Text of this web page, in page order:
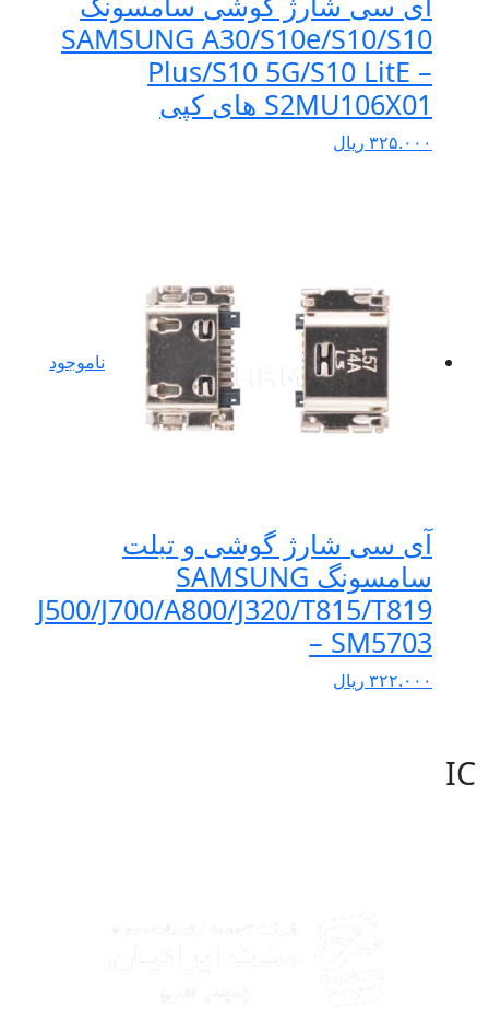
SAMSUNG A30/S10e/S10/S10
Plus/S10 5G/S10 LitE –
S2MU106X01 های کپی
۳۲۵.۰۰۰ ریال
ناموجود
آی سی شارژ گوشی و تبلت
سامسونگ SAMSUNG
J500/J700/A800/J320/T815/T819
– SM5703
۳۲۲.۰۰۰ ریال